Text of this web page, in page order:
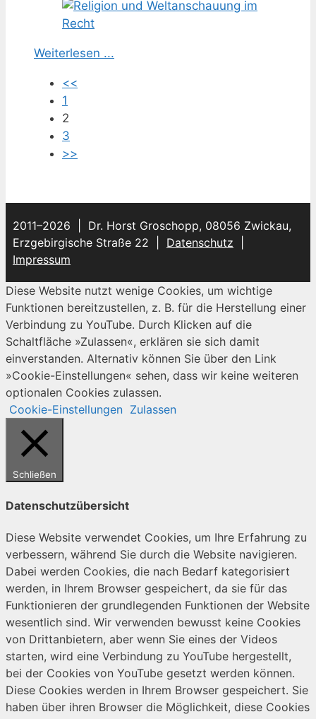
Weiterlesen ...
<<
1
2
3
>>
2011–2026 | Dr. Horst Groschopp, 08056 Zwickau,
Erzgebirgische Straße 22 | Datenschutz
Impressum
Diese Website nutzt wenige Cookies, um wichtige
Funktionen bereitzustellen, z. B. für die Herstellung einer
Verbindung zu YouTube. Durch Klicken auf die
Schaltfläche »Zulassen«, erklären sie sich damit
einverstanden. Alternativ können Sie über den Link
»Cookie-Einstellungen« sehen, dass wir keine weiteren
optionalen Cookies zulassen.
Cookie-Einstellungen Zulassen
Schließen
Datenschutzübersicht
Diese Website verwendet Cookies, um Ihre Erfahrung zu
verbessern, während Sie durch die Website navigieren.
Dabei werden Cookies, die nach Bedarf kategorisiert
werden, in Ihrem Browser gespeichert, da sie für das
Funktionieren der grundlegenden Funktionen der Website
wesentlich sind. Wir verwenden bewusst keine Cookies
von Drittanbietern, aber wenn Sie eines der Videos
starten, wird eine Verbindung zu YouTube hergestellt,
bei der Cookies von YouTube gesetzt werden können.
Diese Cookies werden in Ihrem Browser gespeichert. Sie
haben über ihren Browser die Möglichkeit, diese Cookies